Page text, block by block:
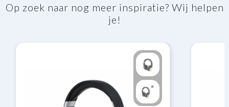
Op zoek naar nog meer inspiratie? Wij helpen
je!